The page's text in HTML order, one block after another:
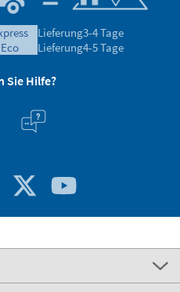
eco
Lieferung3-4 Tage
Lieferung4-5 Tage
Sie Hilfe?